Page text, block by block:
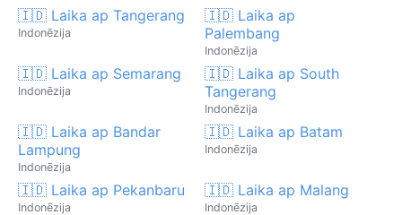
🇮🇩 Laika ap Tangerang
Indonēzija
🇮🇩 Laika ap
Palembang
Indonēzija
🇮🇩 Laika ap Semarang
Indonēzija
🇮🇩 Laika ap South
Tangerang
Indonēzija
🇮🇩 Laika ap Bandar
Lampung
Indonēzija
🇮🇩 Laika ap Batam
Indonēzija
🇮🇩 Laika ap Pekanbaru
Indonēzija
🇮🇩 Laika ap Malang
Indonēzija